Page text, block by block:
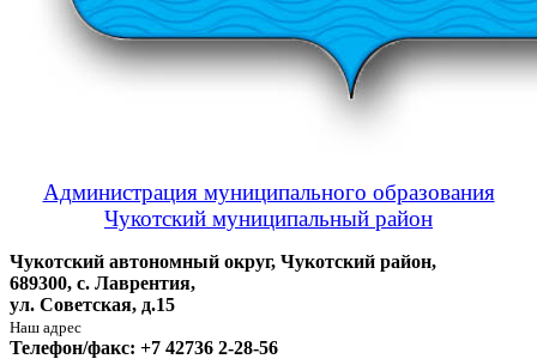
Администрация муниципального образования
Чукотский муниципальный район
Чукотский автономный округ, Чукотский район,
689300, с. Лаврентия,
ул. Советская, д.15
Наш адрес
Телефон/факс: +7 42736 2-28-56